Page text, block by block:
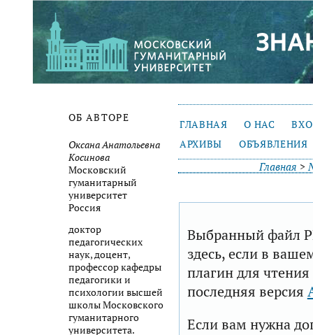
ОБ АВТОРЕ
Оксана Анатольевна
Косинова
Московский
гуманитарный
университет
Россия
доктор
педагогических
наук, доцент,
профессор кафедры
педагогики и
психологии высшей
школы Московского
гуманитарного
университета.
ГЛАВНАЯ О НАС
АРХИВЫ
ОБЪЯВЛЕНИЯ
Главная >
Выбранный файл
здесь, если в
плагин для
последняя версия
Если вам нужна